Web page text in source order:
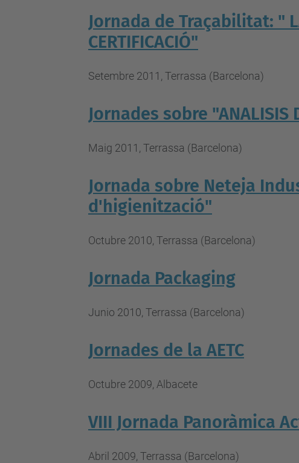
Jornada de Traçabilitat: "
CERTIFICACIÓ"
Setembre 2011, Terrassa (Barcelona)
Jornades sobre "ANALISIS
Maig 2011, Terrassa (Barcelona)
Jornada sobre Neteja
d'higienització"
Octubre 2010, Terrassa (Barcelona)
Jornada Packaging
Junio 2010, Terrassa (Barcelona)
Jornades de la AETC
Octubre 2009, Albacete
VIII Jornada Panoràmica
Abril 2009, Terrassa (Barcelona)